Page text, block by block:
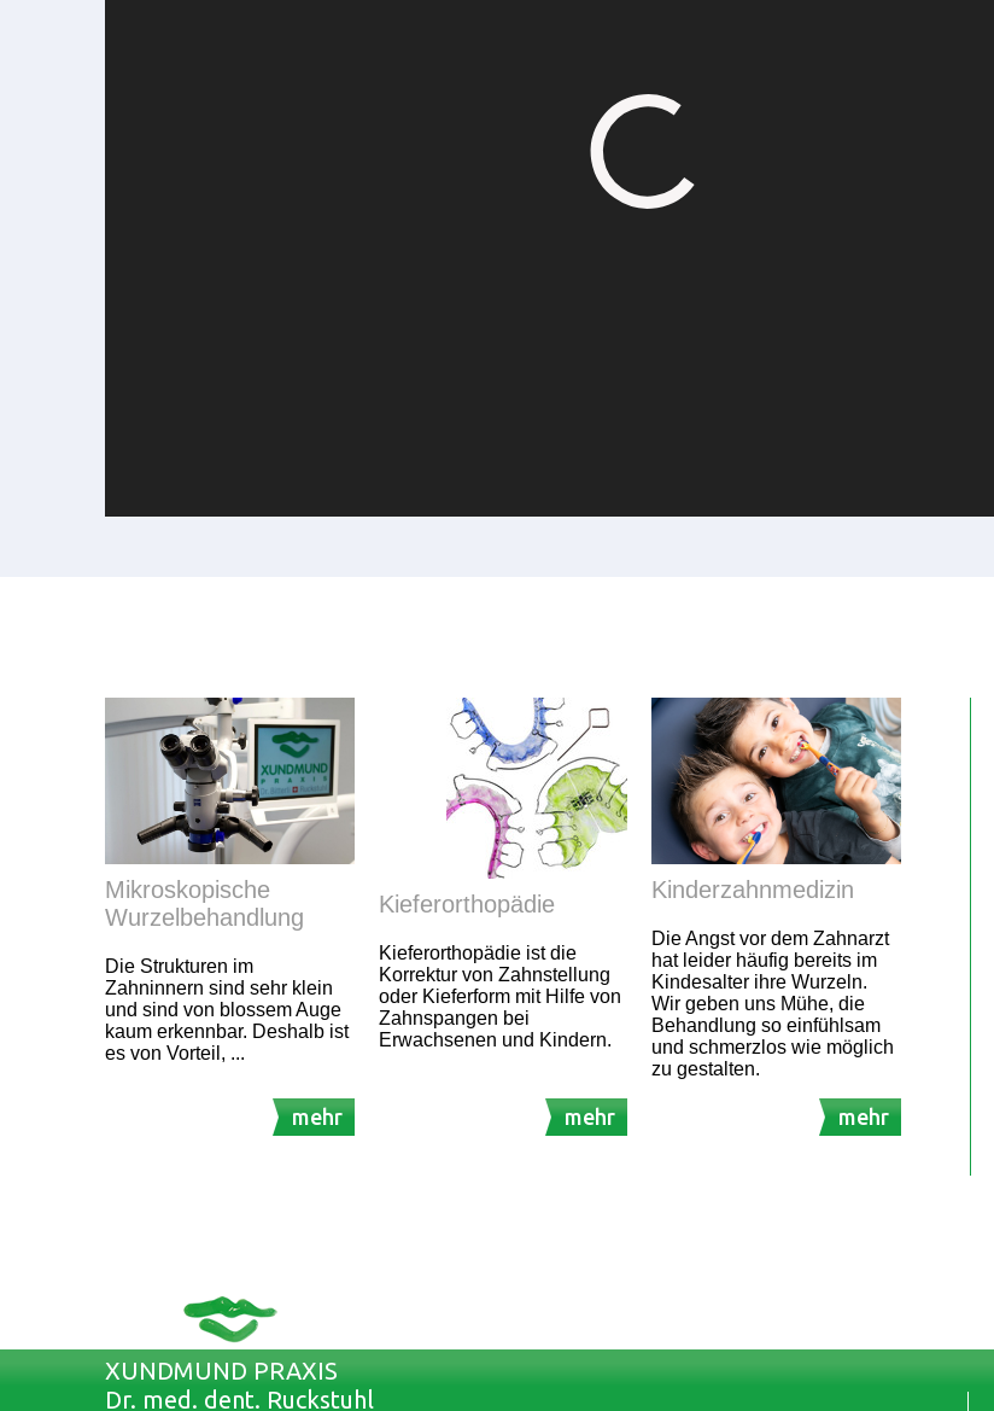
Mikroskopische
Wurzelbehandlung
Die Strukturen im
Zahninnern sind sehr klein
und sind von blossem Auge
kaum erkennbar. Deshalb ist
es von Vorteil, ...
mehr
Kieferorthopädie
Kieferorthopädie ist die
Korrektur von Zahnstellung
oder Kieferform mit Hilfe von
Zahnspangen bei
Erwachsenen und Kindern.
mehr
Kinderzahnmedizin
Die Angst vor dem Zahnarzt
hat leider häufig bereits im
Kindesalter ihre Wurzeln.
Wir geben uns Mühe, die
Behandlung so einfühlsam
und schmerzlos wie möglich
zu gestalten.
mehr
XUNDMUND PRAXIS
Dr. med. dent. Ruckstuhl